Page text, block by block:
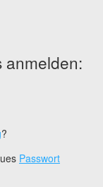
anmelden:
?
Passwort